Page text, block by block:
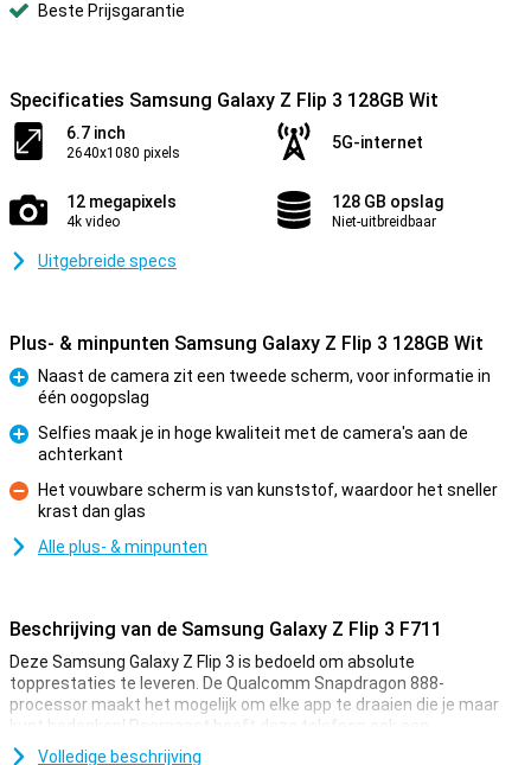
Beste Prijsgarantie
Specificaties Samsung Galaxy Z Flip 3 128GB Wit
6.7 inch
2640x1080 pixels
5G-internet
12 megapixels
4k video
128 GB opslag
Niet-uitbreidbaar
Uitgebreide specs
Plus- & minpunten Samsung Galaxy Z Flip 3 128GB Wit
Pluspunt
Naast de camera zit een tweede scherm, voor informatie in
één oogopslag
Pluspunt
Selfies maak je in hoge kwaliteit met de camera's aan de
achterkant
Minpunt
Het vouwbare scherm is van kunststof, waardoor het sneller
krast dan glas
Alle plus- & minpunten
Beschrijving van de Samsung Galaxy Z Flip 3 F711
Deze Samsung Galaxy Z Flip 3 is bedoeld om absolute
topprestaties te leveren. De Qualcomm Snapdragon 888-
processor maakt het mogelijk om elke app te draaien die je maar
kunt bedenken! Daarnaast heeft deze telefoon ook een
uitstekende camera waarmee je de allermooiste plaatjes schiet
Volledige beschrijving